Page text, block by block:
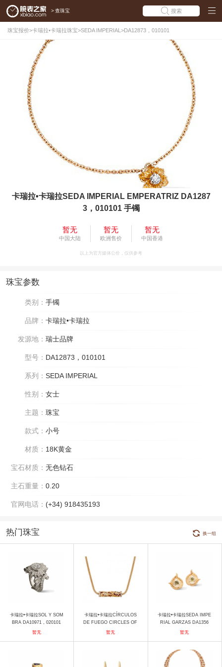
> 查珠宝 搜索
珠宝报价>卡瑞拉•卡瑞拉珠宝>SEDA IMPERIAL >DA12873，010101
卡瑞拉•卡瑞拉SEDA IMPERIAL EMPERATRIZ DA1287
3，010101 手镯
暂无
中国大陆
暂无
欧洲售价
暂无
中国香港
以上为官方媒体公价，仅供参考
珠宝参数
类别： 手镯
品牌： 卡瑞拉•卡瑞拉
发源地： 瑞士品牌
型号： DA12873，010101
系列： SEDA IMPERIAL
性别： 女士
主题： 珠宝
款式： 小号
材质： 18K黄金
宝石材质： 无色钻石
主石重量： 0.20
官网电话： (+34) 918435193
热门珠宝 换一组
卡瑞拉•卡瑞拉SOL Y SOM
BRA DA10971，020101
戒指
暂无
卡瑞拉•卡瑞拉CÍRCULOS
DE FUEGO CIRCLES OF
FIRE DA14681, 011107 项
暂无
卡瑞拉•卡瑞拉SEDA IMPE
RIAL GARZAS DA1356
5，010406 耳饰
暂无